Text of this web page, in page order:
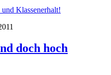
Klassenerhalt!
doch hoch